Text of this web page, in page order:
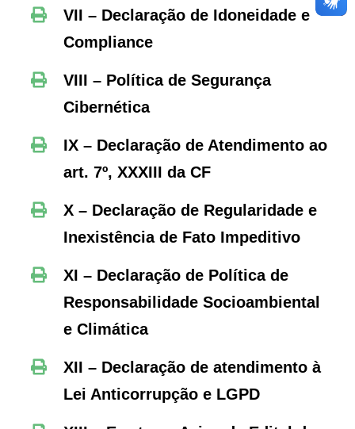
VII – Declaração de Idoneidade e
Compliance
VIII – Política de Segurança
Cibernética
IX – Declaração de Atendimento ao
art. 7º, XXXIII da CF
X – Declaração de Regularidade e
Inexistência de Fato Impeditivo
XI – Declaração de Política de
Responsabilidade Socioambiental
e Climática
XII – Declaração de atendimentoà
Lei Anticorrupção e LGPD